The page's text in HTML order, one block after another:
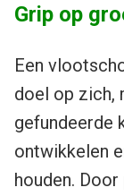
Grip op
Een
doel op zich,
gefundeerde
ontwikkelen
houden.